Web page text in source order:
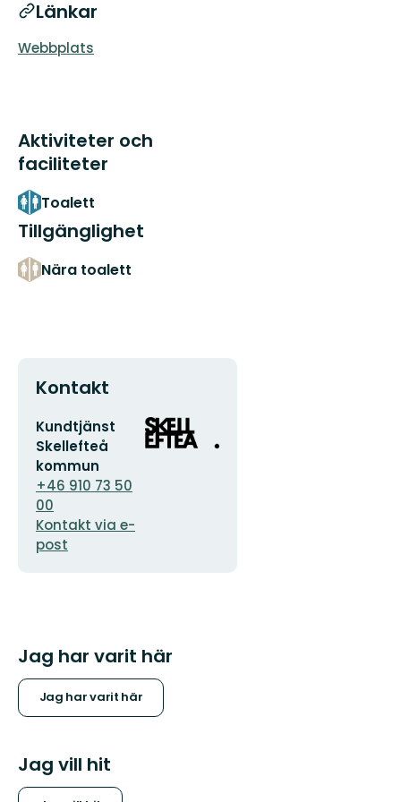
Länkar
Webbplats
Aktiviteter och
faciliteter
Toalett
Tillgänglighet
Nära toalett
Kontakt
E-
postadress
Kundtjänst
Skellefteå
kommun
+46 910 73 50
00
Kontakt via e-
post
Organisationens
logotyp
Jag har varit här
Jag har varit här
Jag vill hit